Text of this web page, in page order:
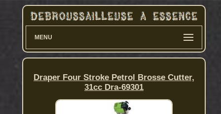
MENU
Draper Four Stroke Petrol Brosse Cutter,
31cc Dra-69301